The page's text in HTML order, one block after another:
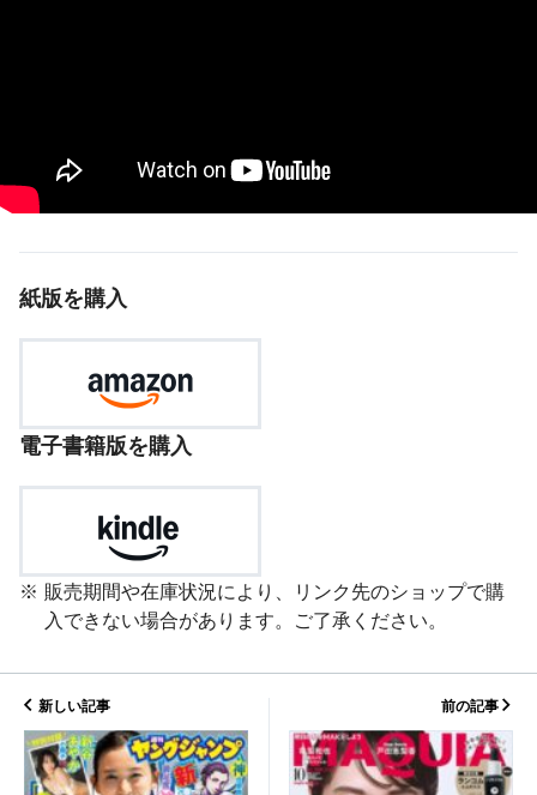
紙版を購入
電子書籍版を購入
販売期間や在庫状況により、リンク先のショップで購
入できない場合があります。ご了承ください。
新しい記事 前の記事